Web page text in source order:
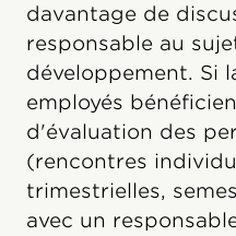
davantage de
responsable au
développement. Si
employés
d'évaluation des
(rencontres
trimestrielles,
avec un